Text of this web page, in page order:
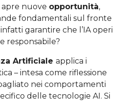
nuove opportunità,
fondamentali sul fronte
garantire che l’IA operi
responsabile?
Artificiale applica i
– intesa come riflessione
nei comportamenti
delle tecnologie AI. Si